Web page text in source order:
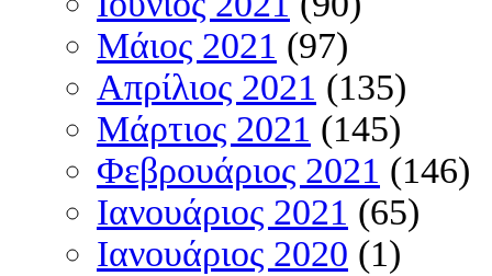
Μάιος 2021 (97)
Απρίλιος 2021 (135)
Μάρτιος 2021 (145)
Φεβρουάριος 2021 (146)
Ιανουάριος 2021 (65)
Ιανουάριος 2020 (1)